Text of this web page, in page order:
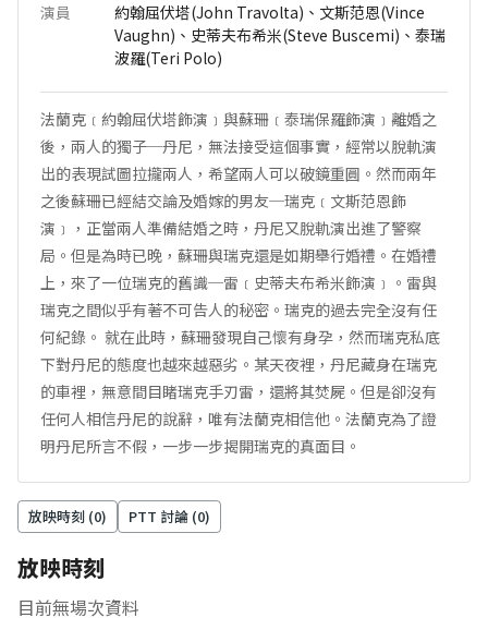
演員
約翰屈伏塔(John Travolta)、文斯范恩(Vince
Vaughn)、史蒂夫布希米(Steve Buscemi)、泰瑞
波羅(Teri Polo)
法蘭克﹝約翰屈伏塔飾演﹞與蘇珊﹝泰瑞保羅飾演﹞離婚之
後，兩人的獨子─丹尼，無法接受這個事實，經常以脫軌演
出的表現試圖拉攏兩人，希望兩人可以破鏡重圓。然而兩年
之後蘇珊已經結交論及婚嫁的男友─瑞克﹝文斯范恩飾
演﹞，正當兩人準備結婚之時，丹尼又脫軌演出進了警察
局。但是為時已晚，蘇珊與瑞克還是如期舉行婚禮。在婚禮
上，來了一位瑞克的舊識─雷﹝史蒂夫布希米飾演﹞。雷與
瑞克之間似乎有著不可告人的秘密。瑞克的過去完全沒有任
何紀錄。 就在此時，蘇珊發現自己懷有身孕，然而瑞克私底
下對丹尼的態度也越來越惡劣。某天夜裡，丹尼藏身在瑞克
的車裡，無意間目睹瑞克手刃雷，還將其焚屍。但是卻沒有
任何人相信丹尼的說辭，唯有法蘭克相信他。法蘭克為了證
明丹尼所言不假，一步一步揭開瑞克的真面目。
放映時刻 (0) PTT 討論 (0)
放映時刻
目前無場次資料